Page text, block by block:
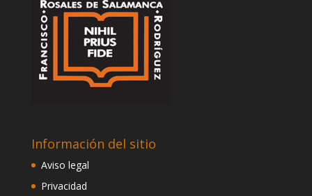
Información del sitio
Aviso legal
Privacidad